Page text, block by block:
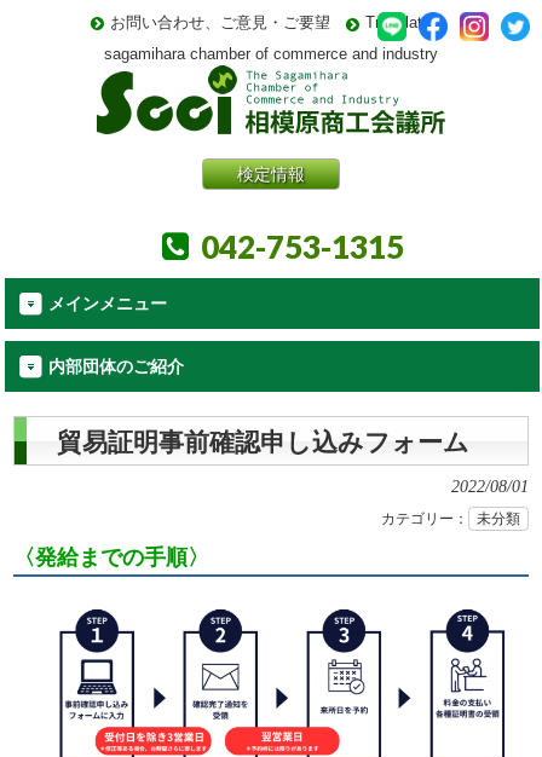
sagamihara chamber of commerce and industry
お問い合わせ、ご意見・ご要望 Translate
検定情報
042-753-1315
メインメニュー
内部団体のご紹介
貿易証明事前確認申し込みフォーム
2022/08/01
カテゴリー： 未分類
〈発給までの手順〉